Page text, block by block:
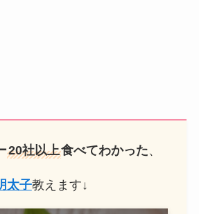
20社以上食べてわかった、
太子教えます↓